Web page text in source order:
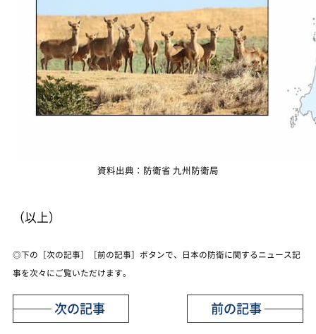
資料出典：防衛省 九州防衛局
（以上）
◎下の［次の記事］［前の記事］ボタンで、日本の防衛に関するニュース記
事を次々にご覧いただけます。
前の記事
次の記事